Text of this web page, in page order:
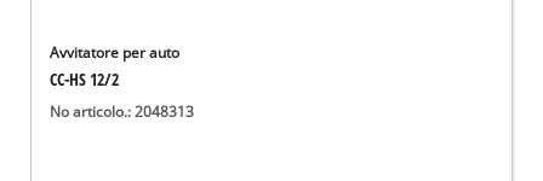
Avvitatore per auto
CC-HS 12/2
No articolo.: 2048313